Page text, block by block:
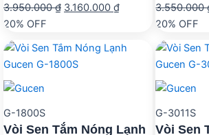
3.950.000₫ Giá
3.950.000 ₫.
3.160.000 ₫Giá
3.160.000 ₫.
20% OFF
3.550.000
20% OFF
G-1800S
Vòi Sen Tắm Nóng Lạnh
G-3011S
Vòi Sen